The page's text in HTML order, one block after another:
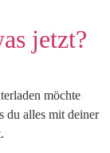
jetzt?
möchte
du alles mit deiner